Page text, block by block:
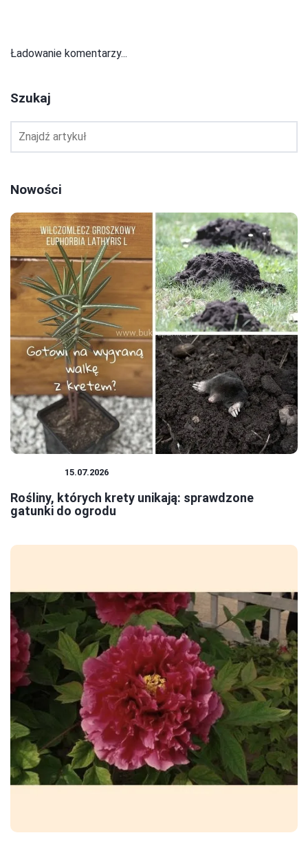
Ładowanie komentarzy...
Szukaj
Nowości
15.07.2026
Rośliny, których krety unikają: sprawdzone
gatunki do ogrodu